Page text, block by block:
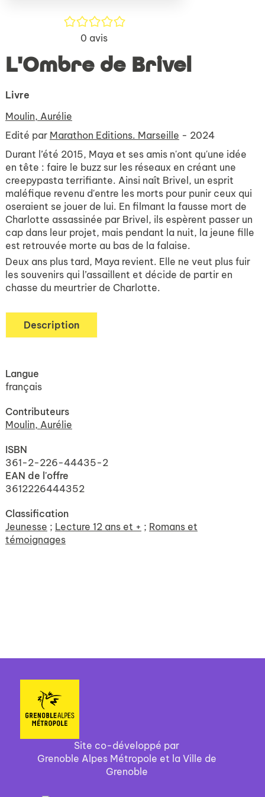
/5
0 avis
L'Ombre de Brivel
Livre
Moulin, Aurélie
Edité par Marathon Editions. Marseille - 2024
Durant l’été 2015, Maya et ses amis n'ont qu'une idée
en tête : faire le buzz sur les réseaux en créant une
creepypasta terrifiante. Ainsi naît Brivel, un esprit
maléfique revenu d'entre les morts pour punir ceux qui
oseraient se jouer de lui. En filmant la fausse mort de
Charlotte assassinée par Brivel, ils espèrent passer un
cap dans leur projet, mais pendant la nuit, la jeune fille
est retrouvée morte au bas de la falaise.
Deux ans plus tard, Maya revient. Elle ne veut plus fuir
les souvenirs qui l’assaillent et décide de partir en
chasse du meurtrier de Charlotte.
Description
Langue
français
Contributeurs
Moulin, Aurélie
ISBN
361-2-226-44435-2
EAN de l'offre
3612226444352
Classification
Jeunesse ; Lecture 12 ans et + ; Romans et
témoignages
Site co-développé par
Grenoble Alpes Métropole et la Ville de
Grenoble